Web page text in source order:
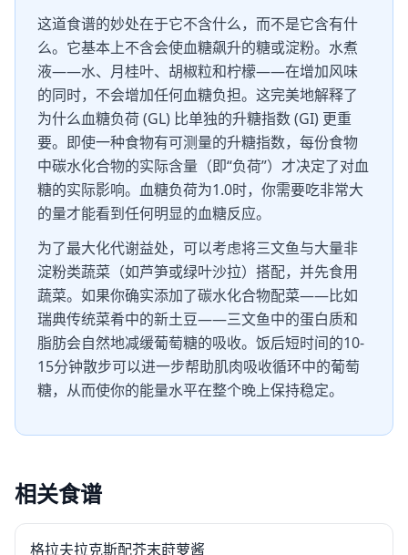
这道食谱的妙处在于它不含什么，而不是它含有什
么。它基本上不含会使血糖飙升的糖或淀粉。水煮
液——水、月桂叶、胡椒粒和柠檬——在增加风味
的同时，不会增加任何血糖负担。这完美地解释了
为什么血糖负荷 (GL) 比单独的升糖指数 (GI) 更重
要。即使一种食物有可测量的升糖指数，每份食物
中碳水化合物的实际含量（即“负荷”）才决定了对血
糖的实际影响。血糖负荷为1.0时，你需要吃非常大
的量才能看到任何明显的血糖反应。
为了最大化代谢益处，可以考虑将三文鱼与大量非
淀粉类蔬菜（如芦笋或绿叶沙拉）搭配，并先食用
蔬菜。如果你确实添加了碳水化合物配菜——比如
瑞典传统菜肴中的新土豆——三文鱼中的蛋白质和
脂肪会自然地减缓葡萄糖的吸收。饭后短时间的10-
15分钟散步可以进一步帮助肌肉吸收循环中的葡萄
糖，从而使你的能量水平在整个晚上保持稳定。
相关食谱
格拉夫拉克斯配芥末莳萝酱